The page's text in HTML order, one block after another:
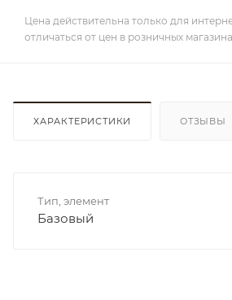
Цена действительна только для
отличаться от цен в розничных
ХАРАКТЕРИСТИКИ ОТЗЫВЫ
Тип, элемент
Базовый